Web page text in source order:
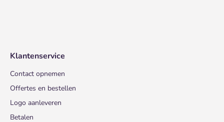
Klantenservice
Contact opnemen
Offertes en bestellen
Logo aanleveren
Betalen